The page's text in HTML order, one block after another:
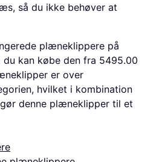
så du ikke behøver at
plæneklippere på
du kan købe den fra 5495.00
er over
hvilket i kombination
denne plæneklipper til et